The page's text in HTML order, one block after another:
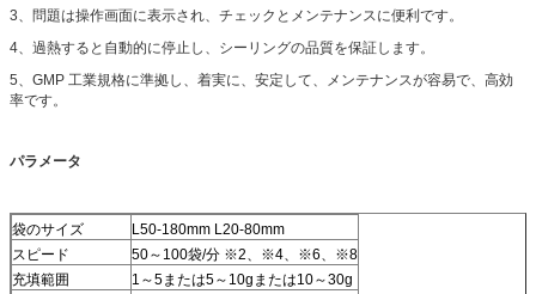
3、問題は操作画面に表示され、チェックとメンテナンスに便利です。
4、過熱すると自動的に停止し、シーリングの品質を保証します。
5、GMP 工業規格に準拠し、着実に、安定して、メンテナンスが容易で、高効
率です。
パラメータ
袋のサイズ
L50-180mm L20-80mm
スピード
50～100袋/分 ※2、※4、※6、※8
充填範囲
1～5または5～10gまたは10～30g